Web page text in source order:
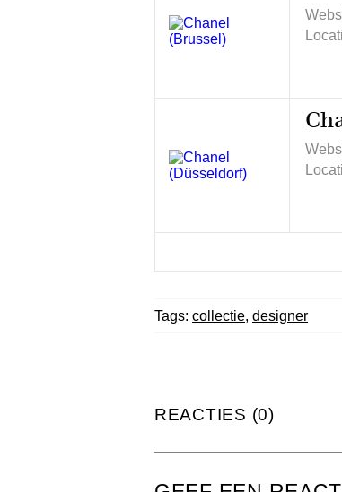
Tags: collectie, designer
REACTIES (0)